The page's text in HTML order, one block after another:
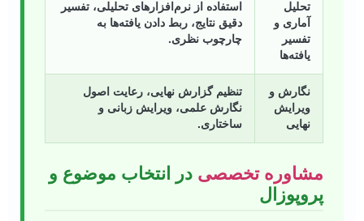
تحلیل
آماری و
تفسیر
یافته‌ها
استفاده از نرم‌افزارهای تحلیلی، تفسیر
دقیق نتایج، ربط دادن یافته‌ها به
چارچوب نظری.
نگارش و
ویرایش
نهایی
تنظیم گزارش نهایی، رعایت اصول
نگارش علمی، ویرایش زبانی و
ساختاری.
مشاوره تخصصی در انتخاب موضوع و
پروپوزال